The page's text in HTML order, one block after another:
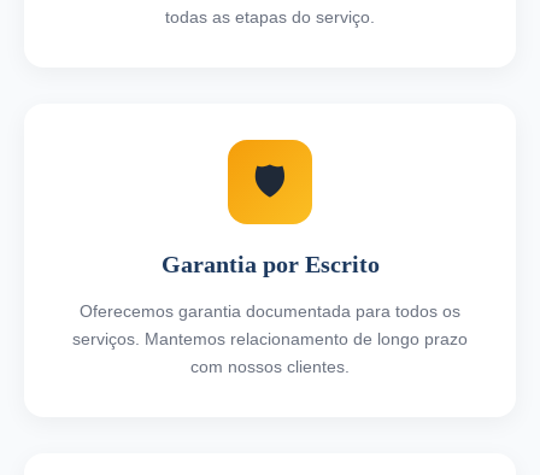
todas as etapas do serviço.
🛡️
Garantia por Escrito
Oferecemos garantia documentada para todos os
serviços. Mantemos relacionamento de longo prazo
com nossos clientes.